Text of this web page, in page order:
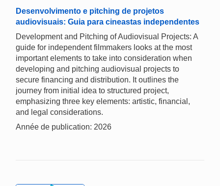
Desenvolvimento e pitching de projetos
audiovisuais: Guia para cineastas independentes
Development and Pitching of Audiovisual Projects: A
guide for independent filmmakers looks at the most
important elements to take into consideration when
developing and pitching audiovisual projects to
secure financing and distribution. It outlines the
journey from initial idea to structured project,
emphasizing three key elements: artistic, financial,
and legal considerations.
Année de publication: 2026